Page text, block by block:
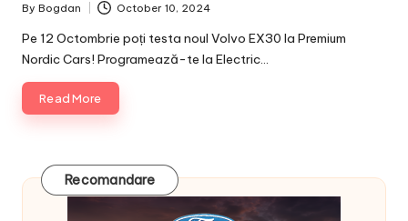
Posted
by
By Bogdan October 10, 2024
Pe 12 Octombrie poți testa noul Volvo EX30 la Premium
Nordic Cars! Programează-te la Electric…
Read More
Recomandare